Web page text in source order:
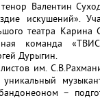
Валентин
искушений».
театра
команда
Дурыгин.
им.
–